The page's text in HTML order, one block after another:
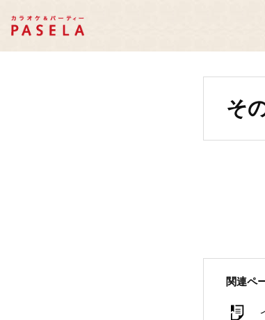
そ
関連ペ